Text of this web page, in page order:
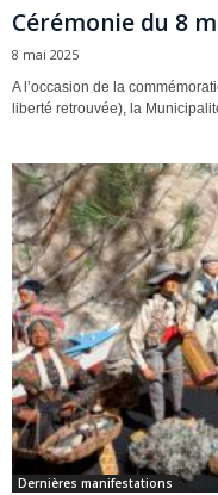
Cérémonie du 8
8 mai 2025
A l’occasion de la
liberté retrouvée), la
Dernières manifestations